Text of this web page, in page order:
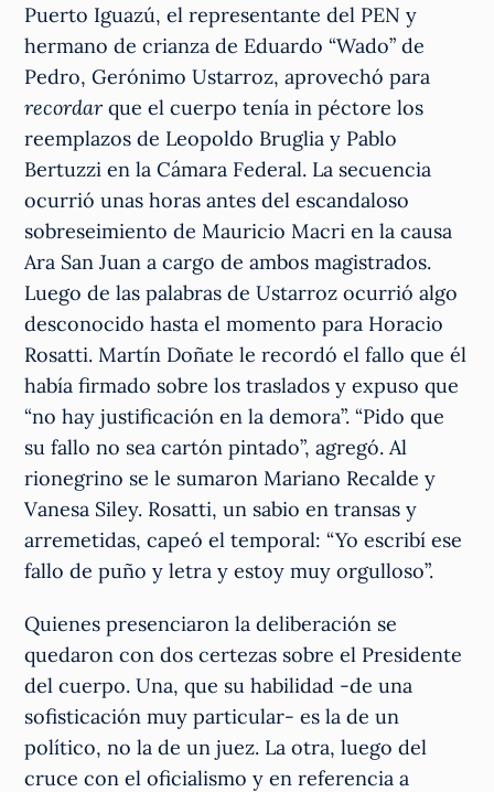
Puerto Iguazú, el representante del PEN y
hermano de crianza de Eduardo “Wado” de
Pedro, Gerónimo Ustarroz, aprovechó para
recordarque el cuerpo tenía in péctore los
reemplazos de Leopoldo Bruglia y Pablo
Bertuzzi en la Cámara Federal. La secuencia
ocurrió unas horas antes del escandaloso
sobreseimiento de Mauricio Macri en la causa
Ara San Juan a cargo de ambos magistrados.
Luego de las palabras de Ustarroz ocurrió algo
desconocido hasta el momento para Horacio
Rosatti. Martín Doñate le recordó el fallo que él
había firmado sobre los traslados y expuso que
“no hay justificación en la demora”. “Pido que
su fallo no sea cartón pintado”, agregó. Al
rionegrino se le sumaron Mariano Recalde y
Vanesa Siley. Rosatti, un sabio en transas y
arremetidas, capeó el temporal: “Yo escribí ese
fallo de puño y letra y estoy muy orgulloso”.
Quienes presenciaron la deliberación se
quedaron con dos certezas sobre el Presidente
del cuerpo. Una, que su habilidad -de una
sofisticación muy particular- es la de un
político, no la de un juez. La otra, luego del
cruce con el oficialismo y en referencia a